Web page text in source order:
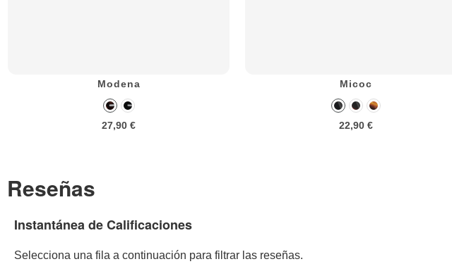
Modena
27,90 €
Micoc
22,90 €
Reseñas
Instantánea de Calificaciones
Selecciona una fila a continuación para filtrar las reseñas.